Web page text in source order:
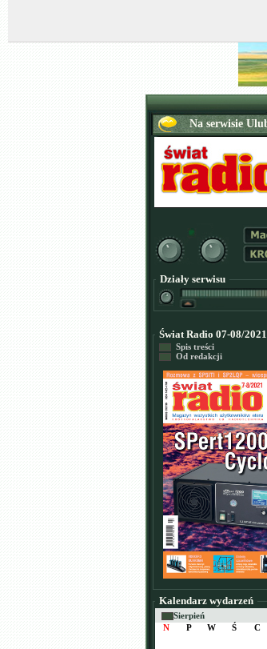
Działy serwisu
Świat Radio 07-08/2021
Spis treści
Od redakcji
Kalendarz wydarzeń
Sierpień
N
P W Ś C